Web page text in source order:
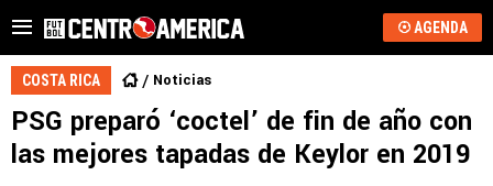
AGENDA
COSTA RICA Noticias
PSG preparó ‘coctel’ de fin de año con
las mejores tapadas de Keylor en 2019